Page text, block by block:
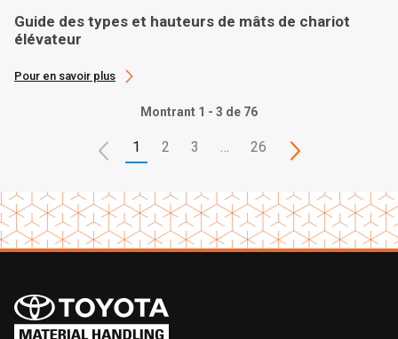
Guide des types et hauteurs de mâts de chariot
élévateur
Pour en savoir plus
Montrant 1 - 3 de 76
1 2 3 26